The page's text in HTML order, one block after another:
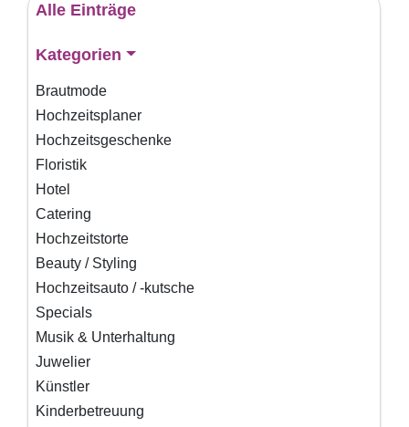
Alle Einträge
Kategorien
Brautmode
Hochzeitsplaner
Hochzeitsgeschenke
Floristik
Hotel
Catering
Hochzeitstorte
Beauty / Styling
Hochzeitsauto / -kutsche
Specials
Musik & Unterhaltung
Juwelier
Künstler
Kinderbetreuung